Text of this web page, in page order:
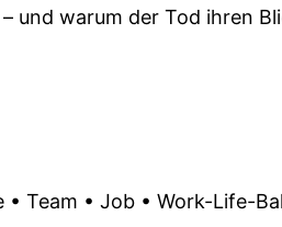
und warum der Tod ihren
Team • Job • Work-Life-